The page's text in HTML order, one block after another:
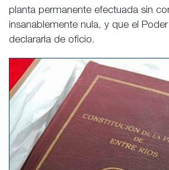
planta permanente efectuada sin
insanablemente nula, y que el
declararla de oficio.